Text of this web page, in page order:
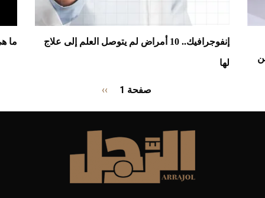
إنفوجرافيك.. 10 أمراض لم يتوصل العلم إلى علاج
لها
ما هي أغلى 10
صفحة 1
الصفحة
››